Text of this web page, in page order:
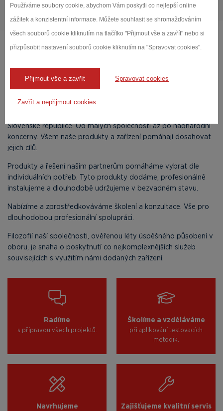
Používáme soubory cookie, abychom Vám poskytli co nejlepší online
zážitek a konzistentní informace. Můžete souhlasit se shromažďováním
všech souborů cookie kliknutím na tlačítko "Přijmout vše a zavřít" nebo si
přizpůsobit nastavení souborů cookie kliknutím na "Spravovat cookies".
Přijmout vše a zavřít Spravovat cookies
Zavřít a nepřijmout cookies
Naše společnost dodává na trh špičkové laboratorní a
zkušební přístroje již od roku 1992. Jsme tradiční a zavedený
Slovenské republice. Od malých společností až po nadnárodní
koncerny. Všem naše produkty a zařízení pomáhají dosahovat
jejich cílů.
Produkty a řešení našim partnerům pomáháme vybrat dle
individuálních potřeb. Tyto produkty dodáme, profesionálně
instalujeme a dlouhodobě udržujeme v bezvadném stavu.
Nabízíme a zprostředkováváme školení a konzultace. Vše pro
dlouhodobou profesionální spolupráci.
Filozofií naší společnosti, ověřenou léty úspěšného působení v
oboru, je snaha o poskytnutí co nejkomplexnějších služeb
souvisejících s využitím námi dodaných zařízení.
Radíme
s přípravou všech projektů.
Školíme a vzděláváme
při aplikování testovacích
metodik.
Navrhujeme Zajišťujeme kvalitní servis